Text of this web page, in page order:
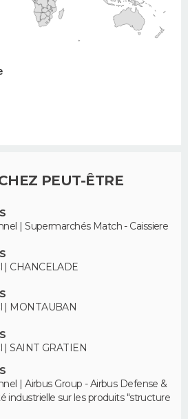
PEUT-ÊTRE
| Supermarchés Match - Caissiere
| CHANCELADE
| MONTAUBAN
| SAINT GRATIEN
| Airbus Group - Airbus Defense &
industrielle sur les produits "structure